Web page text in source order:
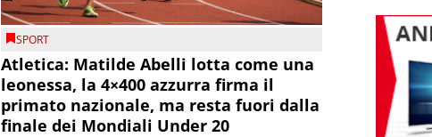
SPORT
Atletica: Matilde Abelli lotta come una
leonessa, la 4×400 azzurra firma il
primato nazionale, ma resta fuori dalla
finale dei Mondiali Under 20